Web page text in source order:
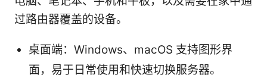
过路由器覆盖的设备。
桌面端：Windows、macOS 支持图形界
面，易于日常使用和快速切换服务器。